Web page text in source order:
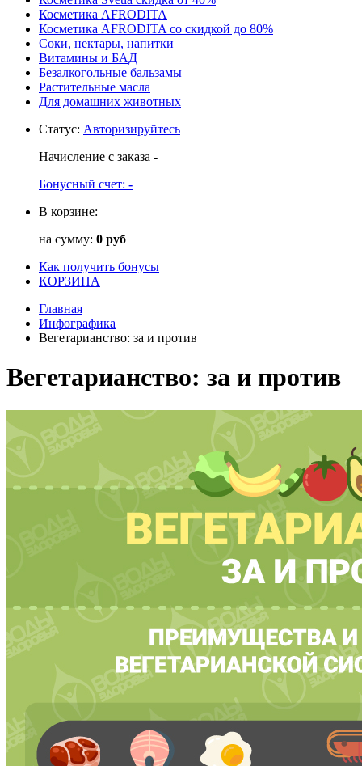
Косметика AFRODITA
Косметика AFRODITA со скидкой до 80%
Соки, нектары, напитки
Витамины и БАД
Безалкогольные бальзамы
Растительные масла
Для домашних животных
Статус: Авторизируйтесь
Начисление с заказа -
Бонусный счет: -
В корзине:
на сумму: 0 руб
Как получить бонусы
КОРЗИНА
Главная
Инфографика
Вегетарианство: за и против
Вегетарианство: за и против